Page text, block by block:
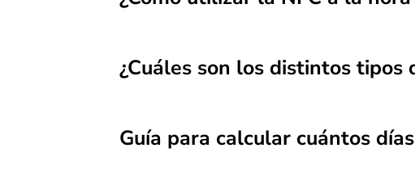
¿Cuáles son los distintos tipos
Guía para calcular cuántos